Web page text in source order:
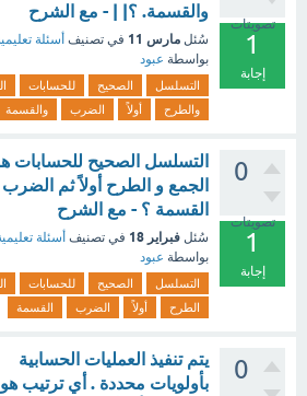
تصويتات
1
إجابة
والقسمة. ؟| | - مع الشرح
سُئل مارس 11 في تصنيف أسئلة
بواسطة عبود
التسلسل الصحيح للحسابات
والطرح
أولاً الضرب والقسمة
0
تصويتات
1
إجابة
التسلسل الصحيح للحسابات
الجمع و الطرح أولاً ثم
القسمة ؟ - مع الشرح
سُئل فبراير 18 في تصنيف أسئلة
بواسطة عبود
التسلسل الصحيح للحسابات
الطرح
أولاً الضرب القسمة
0
يتم تنفيذ العمليات الحسابية
بأولويات محددة . أي ترتيب هو